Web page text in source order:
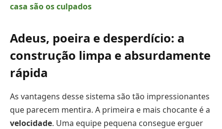
casa são os culpados
Adeus, poeira e desperdício: a
construção limpa e absurdamente
rápida
As vantagens desse sistema são tão impressionantes
que parecem mentira. A primeira e mais chocante é a
velocidade. Uma equipe pequena consegue erguer